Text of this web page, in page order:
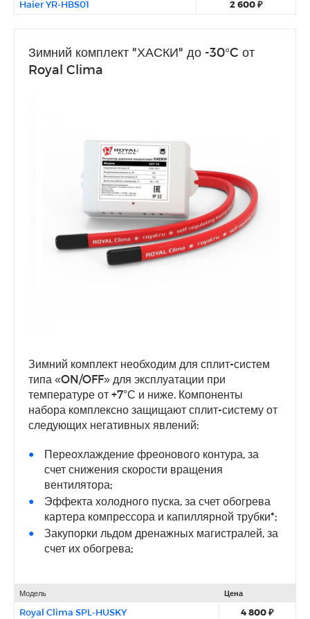
Haier YR-HBS01 2 600 ₽
Зимний комплект "ХАСКИ" до -30°C от
Royal Clima
Зимний комплект необходим для сплит-систем
типа «ON/OFF» для эксплуатации при
температуре от +7°С и ниже. Компоненты
набора комплексно защищают сплит-систему от
следующих негативных явлений:
Переохлаждение фреонового контура, за
счет снижения скорости вращения
вентилятора;
Эффекта холодного пуска, за счет обогрева
картера компрессора и капиллярной трубки*;
Закупорки льдом дренажных магистралей, за
счет их обогрева;
Модель Цена
Royal Clima SPL-HUSKY 4 800 ₽